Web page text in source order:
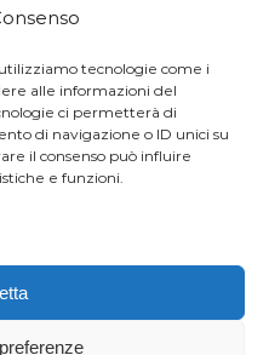
tecnologie come i
alle informazioni del
ci permetterà di
di navigazione o ID unici su
il consenso può influire
e funzioni.
(BG) - Italy
- P.IVA IT 01059710168
ALL RIGHTS RESERVED
Development S.r.l.